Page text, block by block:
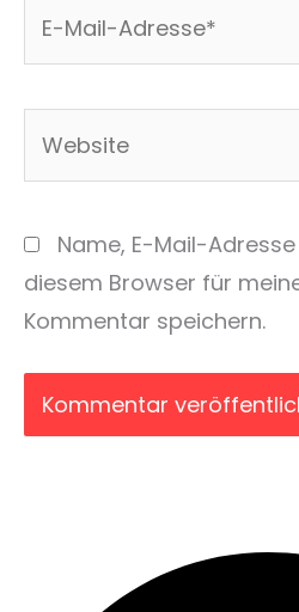
Name, E-Mail-
diesem Browser für
Kommentar speichern.